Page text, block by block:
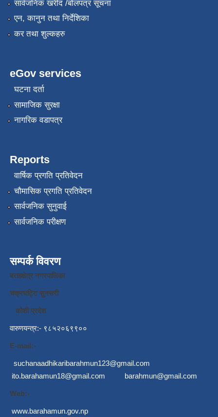
सार्वजनिक खरीद /बोलपत्र सूचना
एन, कानुन तथा निर्देशिका
कर तथा शुल्कहरु
eGov services
घटना दर्ता
सामाजिक सुरक्षा
नागरिक वडापत्र
Reports
वार्षिक प्रगति प्रतिवेदन
चौमासिक प्रगति प्रतिवेदन
सार्वजनिक सुनुवाई
सार्वजनिक परीक्षण
सम्पर्क विवरण
बराहक्षेत्र नगरपालिका
चक्रघट्टि सुनसरी
कोशी प्रदेश
वारुणयन्त्र:- ९८५२०६९९००
E-mail:-
suchanaadhikaribarahmun123@gmail.com
ito.barahamun18@gmail.com
barahmun@gmail.com
Web:-
www.barahamun.gov.np